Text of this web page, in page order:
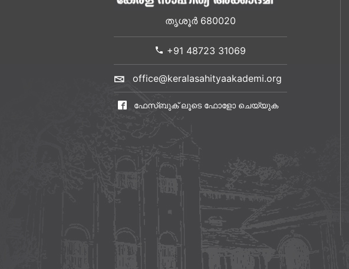
തൃശൂർ 680020
+91 48723 31069
office@keralasahityaakademi.org
ഫേസ്ബുക് ലൂടെ ഫോളോ ചെയ്യുക